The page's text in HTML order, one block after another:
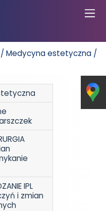
Medycyna estetyczna/
IPL
i zmian